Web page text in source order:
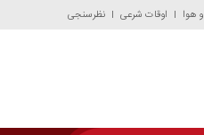
هوا اوقات شرعی نظرسنجی